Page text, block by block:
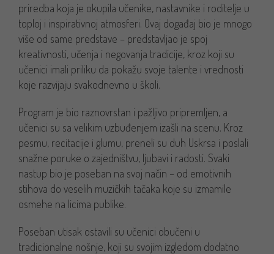
priredba koja je okupila učenike, nastavnike i roditelje u
toploj i inspirativnoj atmosferi. Ovaj događaj bio je mnogo
više od same predstave – predstavljao je spoj
kreativnosti, učenja i negovanja tradicije, kroz koji su
učenici imali priliku da pokažu svoje talente i vrednosti
koje razvijaju svakodnevno u školi.
Program je bio raznovrstan i pažljivo pripremljen, a
učenici su sa velikim uzbuđenjem izašli na scenu. Kroz
pesmu, recitacije i glumu, preneli su duh Uskrsa i poslali
snažne poruke o zajedništvu, ljubavi i radosti. Svaki
nastup bio je poseban na svoj način – od emotivnih
stihova do veselih muzičkih tačaka koje su izmamile
osmehe na licima publike.
Poseban utisak ostavili su učenici obučeni u
tradicionalne nošnje, koji su svojim izgledom dodatno